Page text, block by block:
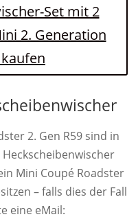
Set mit 2
2. Generation
2. Gen R59 sind in
Mini Coupé Roadster
– falls dies der Fall
eine eMail: